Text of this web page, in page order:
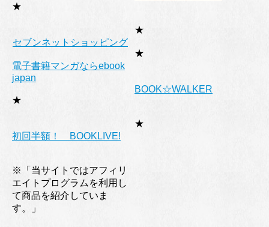
★
★
セブンネットショッピング
★
電子書籍マンガならebook
japan
★
BOOK☆WALKER
★
初回半額！ BOOKLIVE!
※「当サイトではアフィリ
エイトプログラムを利用し
て商品を紹介していま
す。」